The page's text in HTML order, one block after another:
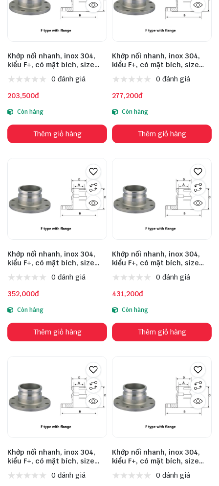
Khớp nối nhanh, inox 304,
kiểu F+, có mặt bích, size
0 đánh giá
203,500đ
Còn hàng
Thêm giỏ hàng
Khớp nối nhanh, inox 304,
kiểu F+, có mặt bích, size
0 đánh giá
277,200đ
Còn hàng
Thêm giỏ hàng
Khớp nối nhanh, inox 304,
kiểu F+, có mặt bích, size
0 đánh giá
352,000đ
Còn hàng
Thêm giỏ hàng
Khớp nối nhanh, inox 304,
kiểu F+, có mặt bích, size
0 đánh giá
431,200đ
Còn hàng
Thêm giỏ hàng
Khớp nối nhanh, inox 304,
kiểu F+, có mặt bích, size
0 đánh giá
Khớp nối nhanh, inox 304,
kiểu F+, có mặt bích, size
0 đánh giá